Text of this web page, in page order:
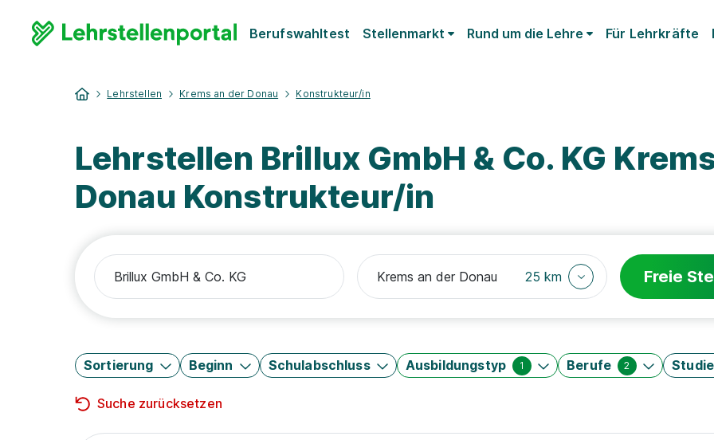
Berufswahltest Stellenmarkt Rund um die Lehre Für Lehrkräfte
Lehrstellen Krems an der Donau Konstrukteur/in
Lehrstellen Brillux GmbH & Co. KG
Donau Konstrukteur/in
25 km Freie
Sortierung Beginn Schulabschluss Ausbildungstyp 1 Berufe 2
Suche zurücksetzen